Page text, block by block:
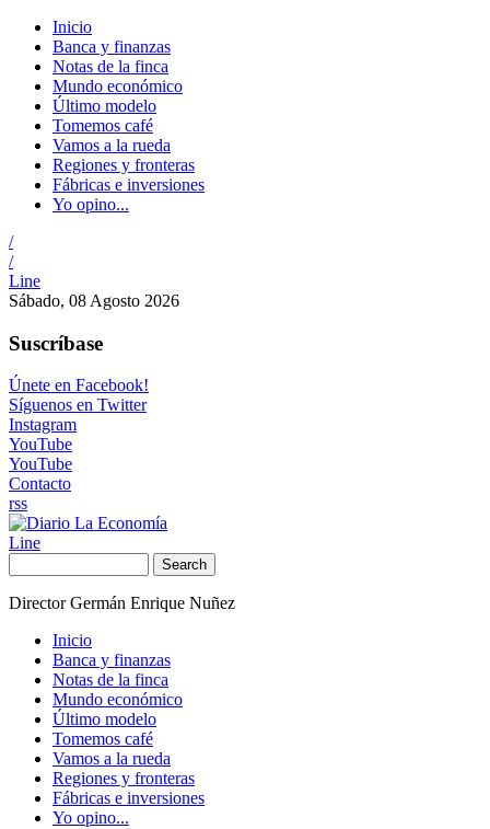
Inicio
Banca y finanzas
Notas de la finca
Mundo económico
Último modelo
Tomemos café
Vamos a la rueda
Regiones y fronteras
Fábricas e inversiones
Yo opino...
/
/
Line
Sábado, 08 Agosto 2026
Suscríbase
Únete en Facebook!
Síguenos en Twitter
Instagram
YouTube
YouTube
Contacto
rss
Line
Search
Director Germán Enrique Nuñez
Inicio
Banca y finanzas
Notas de la finca
Mundo económico
Último modelo
Tomemos café
Vamos a la rueda
Regiones y fronteras
Fábricas e inversiones
Yo opino...